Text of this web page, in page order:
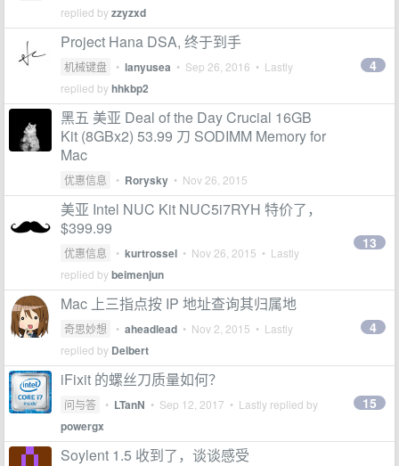
replied byzzyzxd
Project Hana DSA, 终于到手
机械键盘 • lanyusea • Sep 26, 2016 • Lastly
replied byhhkbp2
4
黑五 美亚 Deal of the Day Crucial 16GB
Kit (8GBx2) 53.99 刀 SODIMM Memory for
Mac
优惠信息 • Rorysky • Nov 26, 2015
美亚 Intel NUC Kit NUC5i7RYH 特价了，
$399.99
优惠信息 • kurtrossel • Nov 26, 2015 • Lastly
replied bybeimenjun
13
Mac 上三指点按 IP 地址查询其归属地
奇思妙想 • aheadlead • Nov 2, 2015 • Lastly
replied by Delbert
4
iFixit 的螺丝刀质量如何？
问与答 • LTanN • Sep 12, 2017 • Lastly replied by
powergx
15
Soylent 1.5 收到了，谈谈感受